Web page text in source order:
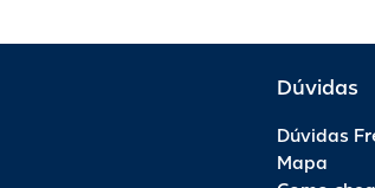
Dúvidas
Dúvidas
Mapa